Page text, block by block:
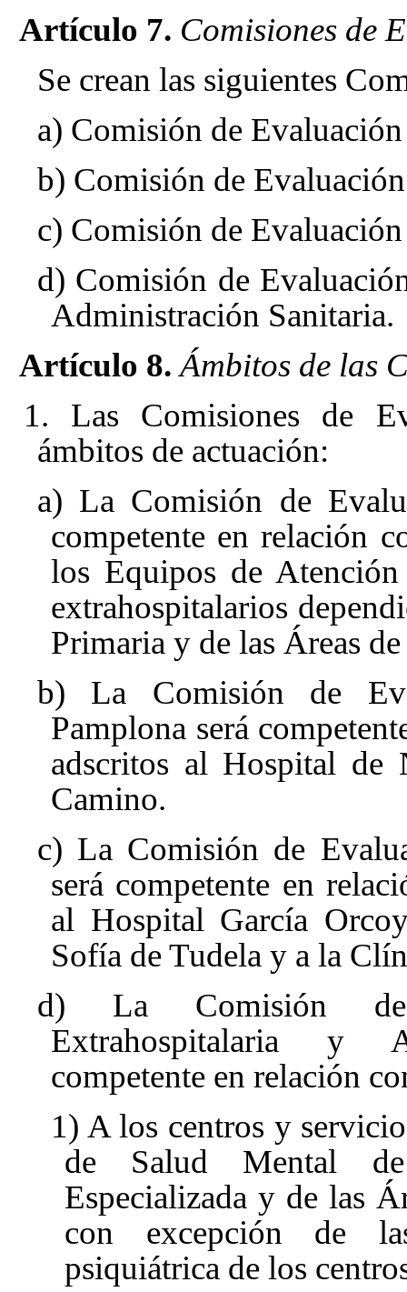
Artículo 7. Comisiones de
Se crean las siguientes
a) Comisión de
b) Comisión de
c) Comisión de
d) Comisión de
Administración Sanitaria.
Artículo 8. Ámbitos de las
1. Las Comisiones de
ámbitos de actuación:
a) La Comisión de
competente en relación
los Equipos de
extrahospitalarios
Primaria y de las Áreas
b) La Comisión de
Pamplona será
adscritos al Hospital
Camino.
c) La Comisión de
será competente en
al Hospital García
Sofía de Tudela y a la
d) La Comisión de
Extrahospitalaria y
competente en relación
1) A los centros y
de Salud Mental
Especializada y de las
con excepción de
psiquiátrica de los